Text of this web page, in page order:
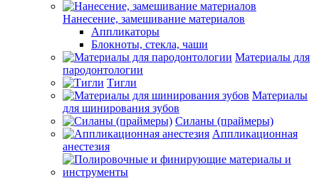
Нанесение, замешивание материалов
Аппликаторы
Блокноты, стекла, чаши
Материалы для
пародонтологии
Тигли
Материалы
для шинирования зубов
Силаны (праймеры)
Аппликационная
анестезия